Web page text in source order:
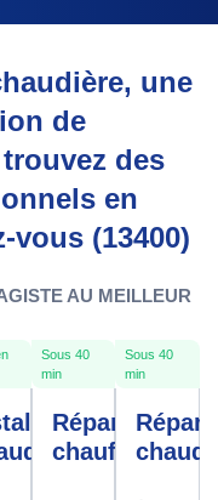
une
de
des
en
vous (13400)
AU MEILLEUR
Sous 40
min
Réparation
chauffage
Sous 40
min